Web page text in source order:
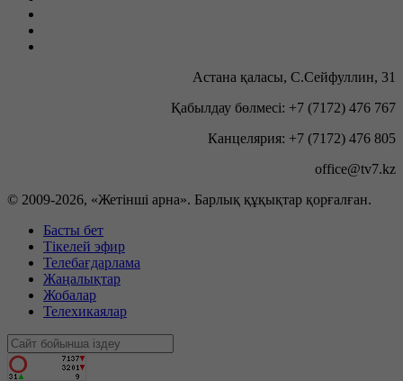
Астана қаласы, С.Сейфуллин, 31
Қабылдау бөлмесі: +7 (7172) 476 767
Канцелярия: +7 (7172) 476 805
office@tv7.kz
© 2009-2026, «Жетінші арна». Барлық құқықтар қорғалған.
Басты бет
Тікелей эфир
Телебағдарлама
Жаңалықтар
Жобалар
Телехикаялар